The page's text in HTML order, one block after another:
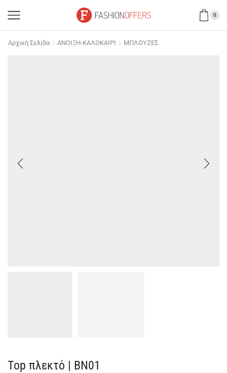
0
Αρχική Σελίδα ΑΝΟΙΞΗ-ΚΑΛΟΚΑΙΡΙ ΜΠΛΟΥΖΕΣ
Top πλεκτό | BN01